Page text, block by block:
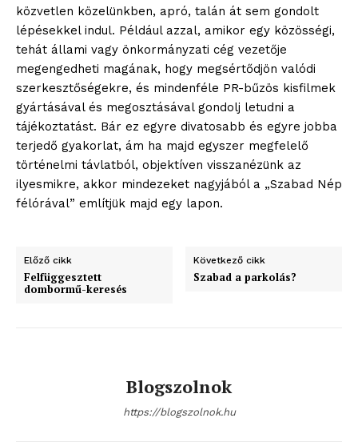
közvetlen közelünkben, apró, talán át sem gondolt
lépésekkel indul. Például azzal, amikor egy közösségi,
tehát állami vagy önkormányzati cég vezetője
megengedheti magának, hogy megsértődjön valódi
szerkesztőségekre, és mindenféle PR-bűzös kisfilmek
gyártásával és megosztásával gondolj letudni a
tájékoztatást. Bár ez egyre divatosabb és egyre jobba
terjedő gyakorlat, ám ha majd egyszer megfelelő
történelmi távlatból, objektíven visszanézünk az
ilyesmikre, akkor mindezeket nagyjából a „Szabad Nép
félórával” említjük majd egy lapon.
Előző cikk
Felfüggesztett
dombormű-keresés
Következő cikk
Szabad a parkolás?
Blogszolnok
https://blogszolnok.hu